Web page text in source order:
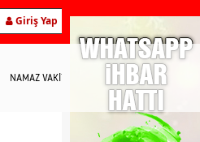
Giriş Yap
NAMAZ VAKİTLERİ İLETİŞİM